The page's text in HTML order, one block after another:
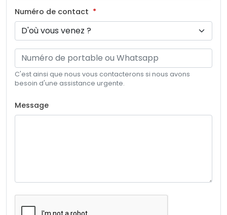
Numéro de contact
C'est ainsi que nous vous contacterons si nous avons
besoin d'une assistance urgente.
Message